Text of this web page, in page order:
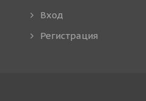
Вход
Регистрация